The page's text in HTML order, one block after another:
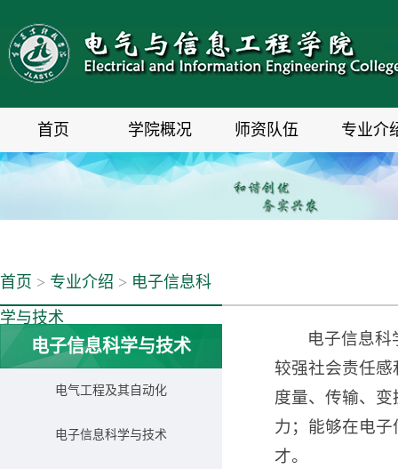
首页 学院概况 师资队伍 专业介
首页 > 专业介绍 > 电子信息科
学与技术
电子信息科学与技术
电气工程及其自动化
电子信息科学与技术
电子信息
较强社会责任
度量、传输、
力；能够在电
才。